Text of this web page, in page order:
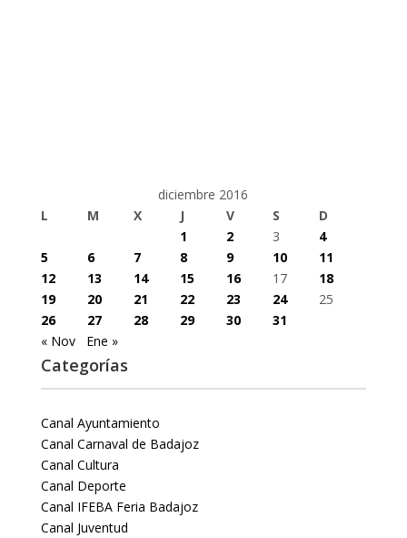
diciembre 2016
L
M X J V S
D
1
2 3
4
5
6 7 8 9 10
11
12
13 14 15 16 17
18
19
20 21 22 23 24
25
26
27 28 29 30
31
« Nov
Ene »
Categorías
Canal Ayuntamiento
Canal Carnaval de Badajoz
Canal Cultura
Canal Deporte
Canal IFEBA Feria Badajoz
Canal Juventud